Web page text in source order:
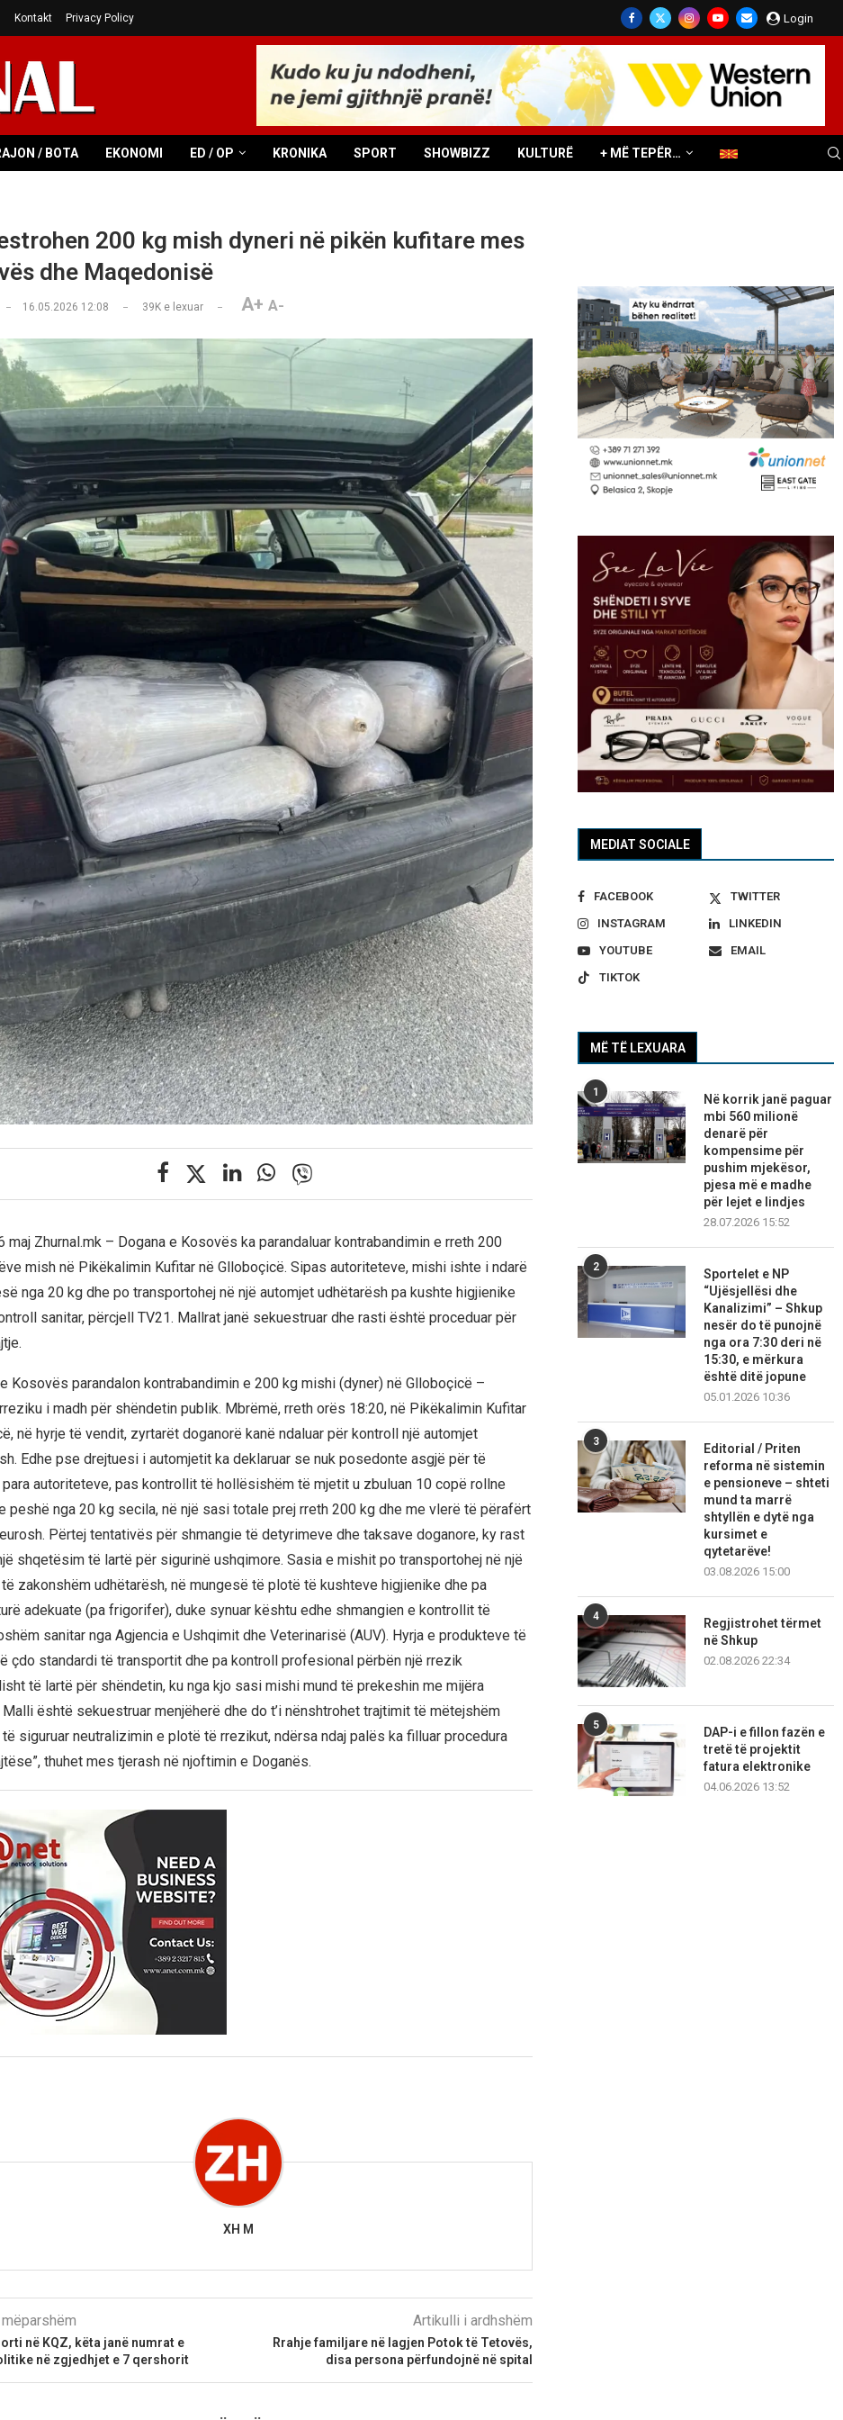
Kontakt Privacy Policy Login
/ BOTA EKONOMI ED / OP KRONIKA SPORT SHOWBIZZ KULTURË + MË TEPËR…
200 kg mish dyneri në pikën kufitare mes
dhe Maqedonisë
16.05.2026 12:08 39Ke lexuar A+ A-
maj Zhurnal.mk – Dogana e Kosovës ka parandaluar kontrabandimin e rreth 200
mish në Pikëkalimin Kufitar në Glloboçicë. Sipas autoriteteve, mishi ishte i ndarë
nga 20 kg dhe po transportohej në një automjet udhëtarësh pa kushte higjienike
sanitar, përcjell TV21. Mallrat janë sekuestruar dhe rasti është proceduar për
e Kosovës parandalon kontrabandimin e 200 kg mishi (dyner) në Glloboçicë –
i madh për shëndetin publik. Mbrëmë, rreth orës 18:20, në Pikëkalimin Kufitar
në hyrje të vendit, zyrtarët doganorë kanë ndaluar për kontroll një automjet
Edhe pse drejtuesi i automjetit ka deklaruar se nuk posedonte asgjë për të
para autoriteteve, pas kontrollit të hollësishëm të mjetit u zbuluan 10 copë rollne
peshë nga 20 kg secila, në një sasi totale prej rreth 200 kg dhe me vlerë të përafërt
Përtej tentativës për shmangie të detyrimeve dhe taksave doganore, ky rast
shqetësim të lartë për sigurinë ushqimore. Sasia e mishit po transportohej në një
zakonshëm udhëtarësh, në mungesë të plotë të kushteve higjienike dhe pa
adekuate (pa frigorifer), duke synuar kështu edhe shmangien e kontrollit të
sanitar nga Agjencia e Ushqimit dhe Veterinarisë (AUV). Hyrja e produkteve të
çdo standardi të transportit dhe pa kontroll profesional përbën një rrezik
të lartë për shëndetin, ku nga kjo sasi mishi mund të prekeshin me mijëra
është sekuestruar menjëherë dhe do t’i nënshtrohet trajtimit të mëtejshëm
siguruar neutralizimin e plotë të rrezikut, ndërsa ndaj palës ka filluar procedura
thuhet mes tjerash në njoftimin e Doganës.
XH M
në KQZ, këta janë numrat e
në zgjedhjet e 7 qershorit
Artikulli i ardhshëm
Rrahje familjare në lagjen Potok të Tetovës,
disa persona përfundojnë në spital
MEDIAT SOCIALE
FACEBOOK
TWITTER
INSTAGRAM
LINKEDIN
YOUTUBE
EMAIL
TIKTOK
MË TË LEXUARA
1
Në korrik janë paguar
mbi 560 milionë
denarë për
kompensime për
pushim mjekësor,
pjesa më e madhe
për lejet e lindjes
28.07.2026 15:52
2
Sportelet e NP
“Ujësjellësi dhe
Kanalizimi” – Shkup
nesër do të punojnë
nga ora 7:30 deri në
15:30, e mërkura
është ditë jopune
05.01.2026 10:36
3
Editorial / Priten
reforma në sistemin
e pensioneve – shteti
mund ta marrë
shtyllën e dytë nga
kursimet e
qytetarëve!
03.08.2026 15:00
4
Regjistrohet tërmet
në Shkup
02.08.2026 22:34
5
DAP-i e fillon fazën e
tretë të projektit
fatura elektronike
04.06.2026 13:52